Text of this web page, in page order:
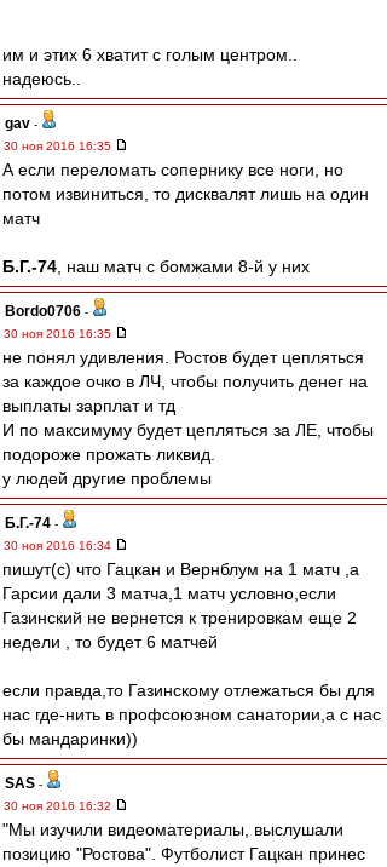
им и этих 6 хватит с голым центром..
надеюсь..
gav -
30 ноя 2016 16:35
А если переломать сопернику все ноги, но
потом извиниться, то дисквалят лишь на один
матч
Б.Г.-74 , наш матч с бомжами 8-й у них
Bordo0706 -
30 ноя 2016 16:35
не понял удивления. Ростов будет цепляться
за каждое очко в ЛЧ, чтобы получить денег на
выплаты зарплат и тд
И по максимуму будет цепляться за ЛЕ, чтобы
подороже прожать ликвид.
у людей другие проблемы
Б.Г.-74 -
30 ноя 2016 16:34
пишут(с) что Гацкан и Вернблум на 1 матч ,а
Гарсии дали 3 матча,1 матч условно,если
Газинский не вернется к тренировкам еще 2
недели , то будет 6 матчей
если правда,то Газинскому отлежаться бы для
нас где-нить в профсоюзном санатории,а с нас
бы мандаринки))
SAS -
30 ноя 2016 16:32
"Мы изучили видеоматериалы, выслушали
позицию "Ростова". Футболист Гацкан принес